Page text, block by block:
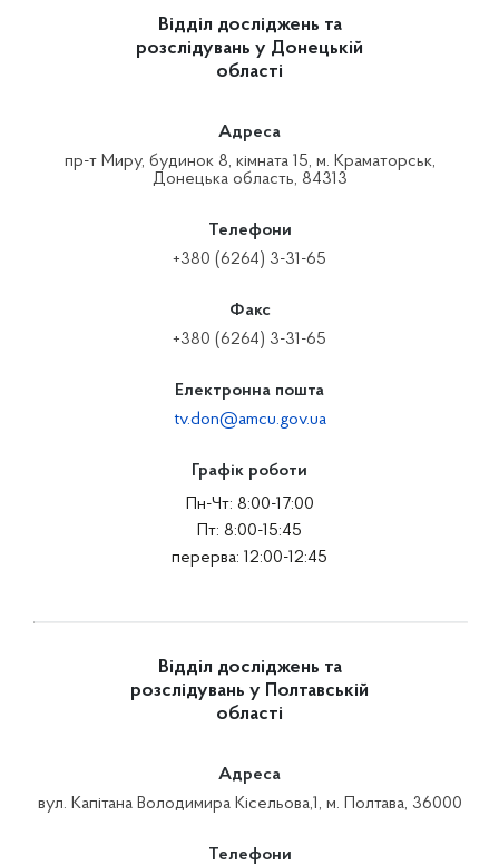
Відділ досліджень та
розслідувань у Донецькій
області
Адреса
пр-т Миру, будинок 8, кімната 15, м. Краматорськ,
Донецька область, 84313
Телефони
+380 (6264) 3-31-65
Факс
+380 (6264) 3-31-65
Електронна пошта
tv.don@amcu.gov.ua
Графік роботи
Пн-Чт: 8:00-17:00
Пт: 8:00-15:45
перерва: 12:00-12:45
Відділ досліджень та
розслідувань у Полтавській
області
Адреса
вул. Капітана Володимира Кісельова,1, м. Полтава, 36000
Телефони